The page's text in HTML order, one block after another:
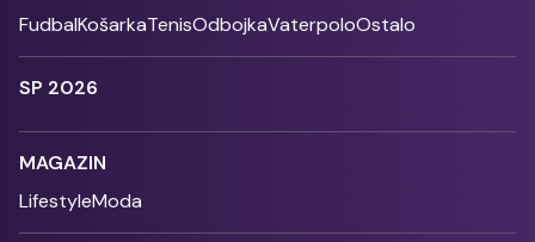
FudbalKošarkaTenisOdbojkaVaterpoloOstalo
SP 2026
MAGAZIN
LifestyleModa